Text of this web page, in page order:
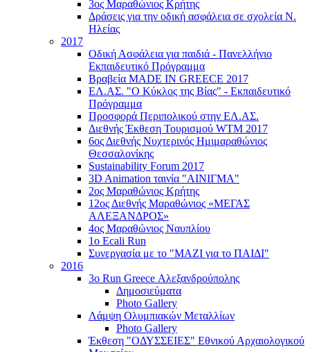
3ος Μαραθώνιος Κρήτης
Δράσεις για την οδική ασφάλεια σε σχολεία Ν.
Ηλείας
2017
Οδική Ασφάλεια για παιδιά - Πανελλήνιο
Εκπαιδευτικό Πρόγραμμα
Βραβεία MADE IN GREECE 2017
ΕΛ.ΑΣ. "Ο Κύκλος της Βίας" - Εκπαιδευτικό
Πρόγραμμα
Προσφορά Περιπολικού στην ΕΛ.ΑΣ.
Διεθνής Έκθεση Τουρισμού WTM 2017
6ος Διεθνής Νυχτερινός Ημιμαραθώνιος
Θεσσαλονίκης
Sustainability Forum 2017
3D Animation ταινία "ΑΙΝΙΓΜΑ"
2ος Μαραθώνιος Κρήτης
12ος Διεθνής Μαραθώνιος «ΜΕΓΑΣ
ΑΛΕΞΑΝΔΡΟΣ»
4ος Μαραθώνιος Ναυπλίου
1ο Ecali Run
Συνεργασία με το "ΜΑΖΙ για το ΠΑΙΔΙ"
2016
3ο Run Greece Αλεξανδρούπολης
Δημοσιεύματα
Photo Gallery
Λάμψη Ολυμπιακών Μεταλλίων
Photo Gallery
Έκθεση "ΟΔΥΣΣΕΙΕΣ" Εθνικού Αρχαιολογικού